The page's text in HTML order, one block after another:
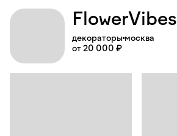
FlowerVibes
декораторы москва
от 20 000 ₽